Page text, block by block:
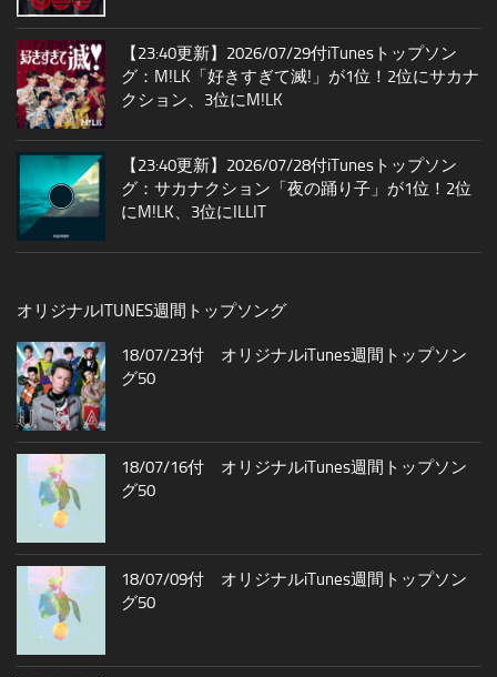
【23:40更新】2026/07/29付iTunesトップソン
グ：M!LK「好きすぎて滅!」が1位！2位にサカナ
クション、3位にM!LK
【23:40更新】2026/07/28付iTunesトップソン
グ：サカナクション「夜の踊り子」が1位！2位
にM!LK、3位にILLIT
オリジナルITUNES週間トップソング
18/07/23付 オリジナルiTunes週間トップソン
グ50
18/07/16付 オリジナルiTunes週間トップソン
グ50
18/07/09付 オリジナルiTunes週間トップソン
グ50